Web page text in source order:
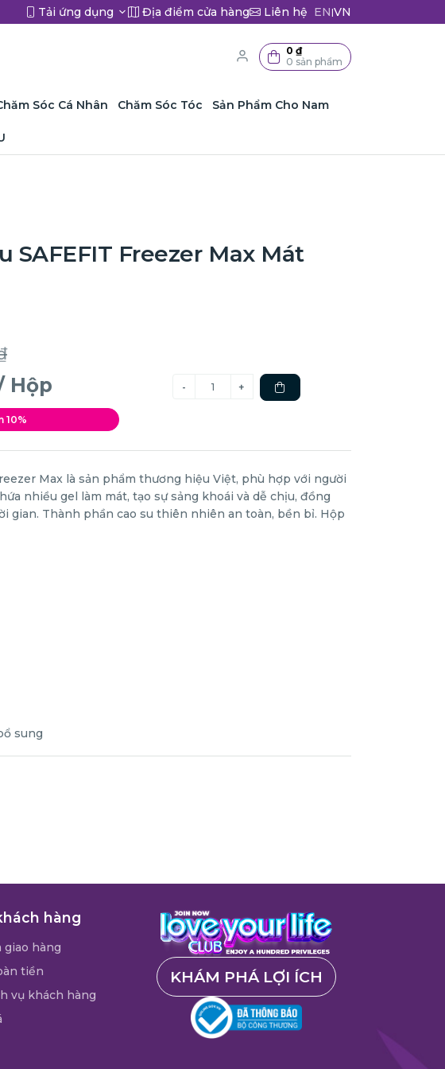
Tải ứng dụng Địa điểm cửa hàng Liên hệ EN|VN
0 ₫
0 sản phẩm
Sóc Cá Nhân Chăm Sóc Tóc Sản Phẩm Cho Nam
SAFEFIT Freezer Max Mát
Hộp
10%
Max là sản phẩm thương hiệu Việt, phù hợp với người
nhiều gel làm mát, tạo sự sảng khoái và dễ chịu, đồng
gian. Thành phần cao su thiên nhiên an toàn, bền bỉ. Hộp
sung
hàng
giao hàng
tiền
vụ khách hàng
KHÁM PHÁ LỢI ÍCH